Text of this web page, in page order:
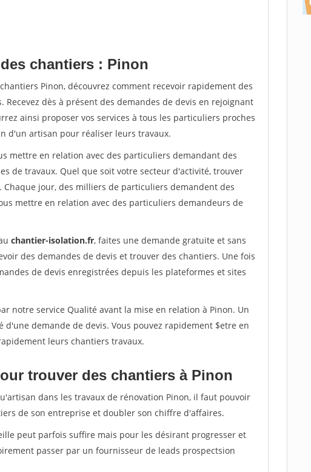
chantiers : Pinon
Pinon, découvrez comment recevoir rapidement des
dès à présent des demandes de devis en rejoignant
ainsi proposer vos services à tous les particuliers proches
d'un artisan pour réaliser leurs travaux.
mettre en relation avec des particuliers demandant des
de travaux. Quel que soit votre secteur d'activité, trouver
. Chaque jour, des milliers de particuliers demandent des
mettre en relation avec des particuliers demandeurs de
chantier-isolation.fr, faites une demande gratuite et sans
des demandes de devis et trouver des chantiers. Une fois
de devis enregistrées depuis les plateformes et sites
notre service Qualité avant la mise en relation à Pinon. Un
demande de devis. Vous pouvez rapidement $etre en
leurs chantiers travaux.
trouver des chantiers à Pinon
dans les travaux de rénovation Pinon, il faut pouvoir
de son entreprise et doubler son chiffre d'affaires.
peut parfois suffire mais pour les désirant progresser et
passer par un fournisseur de leads prospectsion